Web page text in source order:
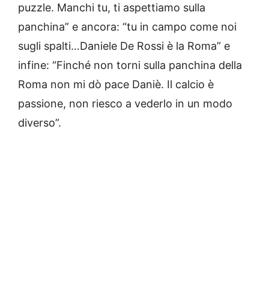
puzzle. Manchi tu, ti aspettiamo sulla
panchina” e ancora: “tu in campo come noi
sugli spalti…Daniele De Rossi è la Roma” e
infine: “Finché non torni sulla panchina della
Roma non mi dò pace Daniè. Il calcio è
passione, non riesco a vederlo in un modo
diverso”.